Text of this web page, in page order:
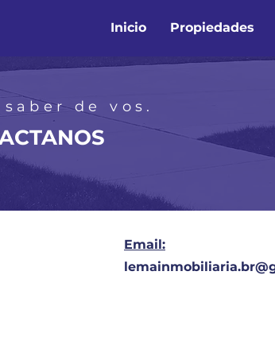
Inicio Propiedades
saber de vos.
Email: